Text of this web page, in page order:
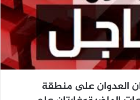
العدوان على منطقة